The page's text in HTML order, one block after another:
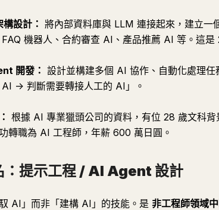
設計： 將內部資料庫與 LLM 連接起來，建立一
機器人、合約審查 AI、產品推薦 AI 等。這是
開發： 設計並構建多個 AI 協作、自動化處理
-> 判斷需要轉接人工的 AI」。
根據 AI 專業獵頭公司的資料，有位 28 歲文科
轉職為 AI 工程師，年薪 600 萬日圓。
：提示工程 / AI Agent 設計
AI」而非「建構 AI」的技能。是 非工程師領域